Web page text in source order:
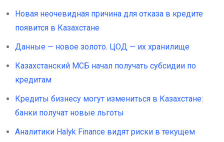
Новая неочевидная причина для отказа в кредите
появится в Казахстане
Данные — новое золото. ЦОД — их хранилище
Казахстанский МСБ начал получать субсидии по
кредитам
Кредиты бизнесу могут измениться в Казахстане:
банки получат новые льготы
Аналитики Halyk Finance видят риски в текущем